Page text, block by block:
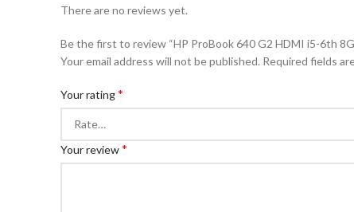
There are no reviews yet.
Be the first to review “HP ProBook 640 G2 HDMI i5-6th
Your email address will not be published. Required fields
Your rating*
Your review*